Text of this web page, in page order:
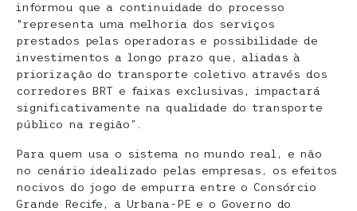
informou que a continuidade do processo
“representa uma melhoria dos serviços
prestados pelas operadoras e possibilidade de
investimentos a longo prazo que, aliadas à
priorização do transporte coletivo através dos
corredores BRT e faixas exclusivas, impactará
significativamente na qualidade do transporte
público na região”.
Para quem usa o sistema no mundo real, e não
no cenário idealizado pelas empresas, os efeitos
nocivos do jogo de empurra entre o Consórcio
Grande Recife, a Urbana-PE e o Governo do